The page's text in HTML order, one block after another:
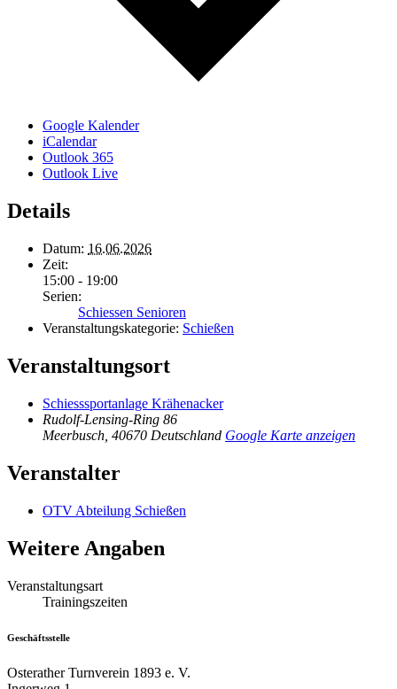
Google Kalender
iCalendar
Outlook 365
Outlook Live
Details
Datum: 16.06.2026
Zeit:
15:00 - 19:00
Serien:
Schiessen Senioren
Veranstaltungskategorie: Schießen
Veranstaltungsort
Schiesssportanlage Krähenacker
Rudolf-Lensing-Ring 86
Meerbusch 40670 Deutschland Google Karte anzeigen
Veranstalter
OTV Abteilung Schießen
Weitere Angaben
Veranstaltungsart
Trainingszeiten
Geschäftsstelle
Osterather Turnverein 1893 e. V.